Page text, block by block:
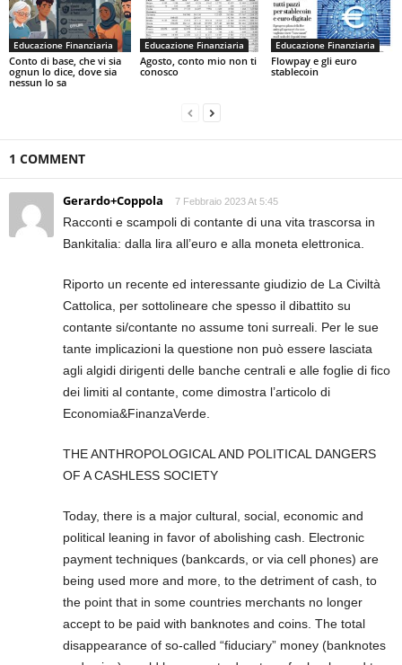
Educazione Finanziaria
Conto di base, che vi sia
ognun lo dice, dove sia
nessun lo sa
Educazione Finanziaria
Agosto, conto mio non ti
conosco
Educazione Finanziaria
Flowpay e gli euro
stablecoin
1 COMMENT
Gerardo+Coppola 7 Febbraio 2023 At 5:45
Racconti e scampoli di contante di una vita trascorsa in
Bankitalia: dalla lira all’euro e alla moneta elettronica.
Riporto un recente ed interessante giudizio de La Civiltà
Cattolica, per sottolineare che spesso il dibattito su
contante si/contante no assume toni surreali. Per le sue
tante implicazioni la questione non può essere lasciata
agli algidi dirigenti delle banche centrali e alle foglie di fico
dei limiti al contante, come dimostra l’articolo di
Economia&FinanzaVerde.
THE ANTHROPOLOGICAL AND POLITICAL DANGERS
OF A CASHLESS SOCIETY
Today, there is a major cultural, social, economic and
political leaning in favor of abolishing cash. Electronic
payment techniques (bankcards, or via cell phones) are
being used more and more, to the detriment of cash, to
the point that in some countries merchants no longer
accept to be paid with banknotes and coins. The total
disappearance of so-called “fiduciary” money (banknotes